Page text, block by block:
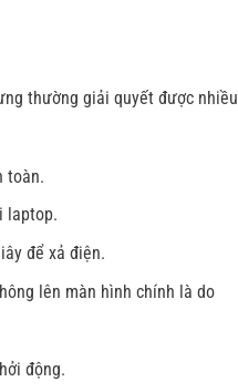
thường giải quyết được nhiều
toàn.
laptop.
để xả điện.
lên màn hình chính là do
động.